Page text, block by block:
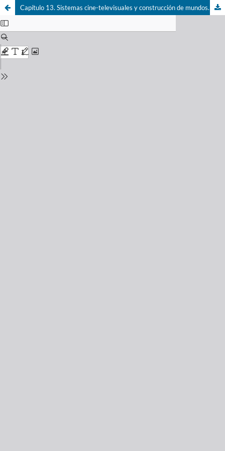
Capítulo 13. Sistemas cine-televisuales y construcción de mundos.